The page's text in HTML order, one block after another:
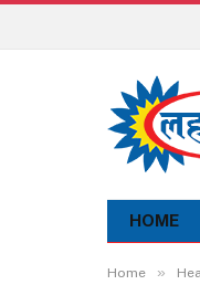
HOME
Home »